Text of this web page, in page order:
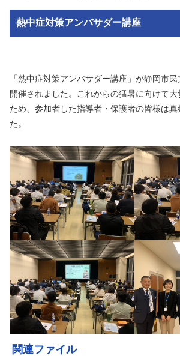
熱中症対策アンバサダー講座
「熱中症対策アンバサダー講座」が静岡市
開催されました。これからの猛暑に向けて
ため、参加者した指導者・保護者の皆様は
た。
関連ファイル